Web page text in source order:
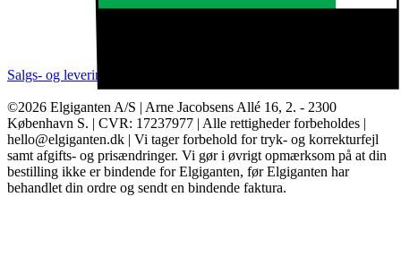
Salgs- og leveringsbetingelser
©2026 Elgiganten A/S | Arne Jacobsens Allé 16, 2. - 2300
København S. | CVR: 17237977 | Alle rettigheder forbeholdes |
hello@elgiganten.dk | Vi tager forbehold for tryk- og korrekturfejl
samt afgifts- og prisændringer. Vi gør i øvrigt opmærksom på at din
bestilling ikke er bindende for Elgiganten, før Elgiganten har
behandlet din ordre og sendt en bindende faktura.